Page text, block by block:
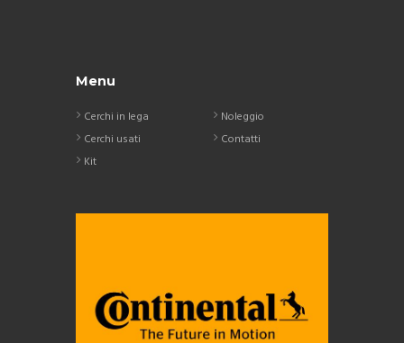
Menu
Cerchi in lega
Cerchi usati
Kit
Noleggio
Contatti